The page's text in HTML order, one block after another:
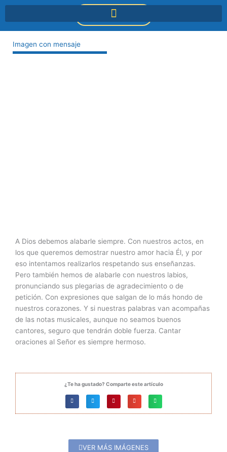
DONACIONES
Imagen con mensaje
A Dios debemos alabarle siempre. Con nuestros actos, en
los que queremos demostrar nuestro amor hacia Él, y por
eso intentamos realizarlos respetando sus enseñanzas.
Pero también hemos de alabarle con nuestros labios,
pronunciando sus plegarias de agradecimiento o de
petición. Con expresiones que salgan de lo más hondo de
nuestros corazones. Y si nuestras palabras van acompañas
de las notas musicales, aunque no seamos buenos
cantores, seguro que tendrán doble fuerza. Cantar
oraciones al Señor es siempre hermoso.
¿Te ha gustado? Comparte este artículo
VER MÁS IMÁGENES